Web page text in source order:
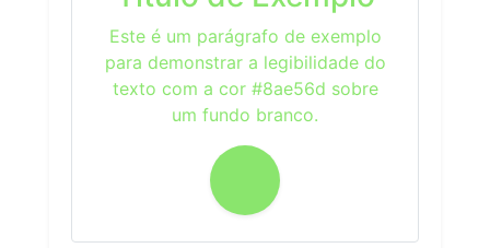
Este é um parágrafo de exemplo
para demonstrar a legibilidade do
texto com a cor #8ae56d sobre
um fundo branco.